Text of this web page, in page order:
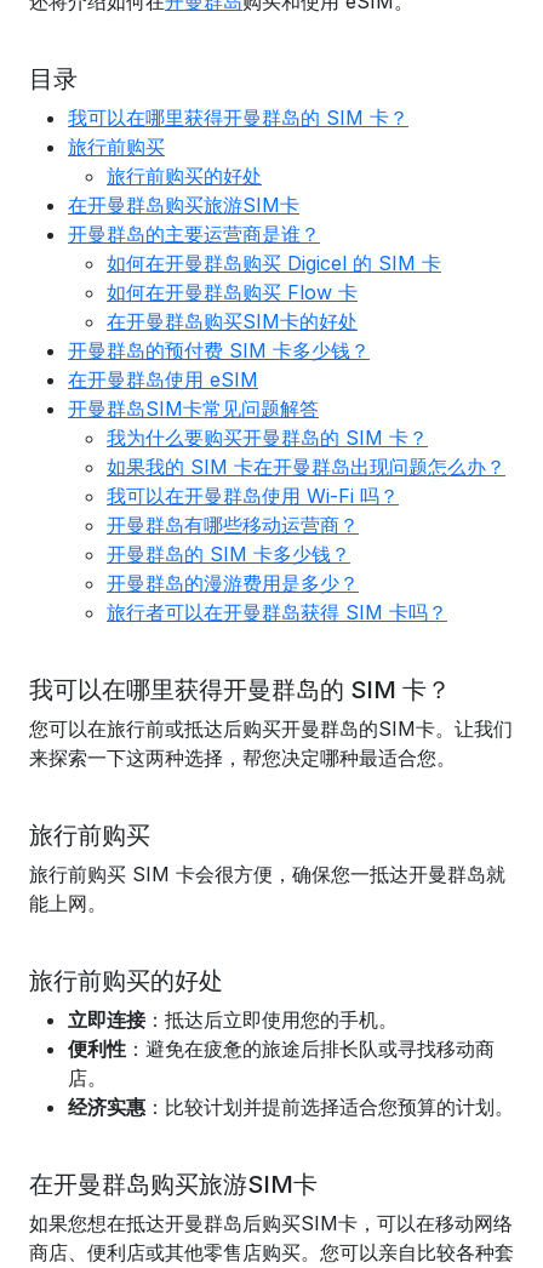
目录
我可以在哪里获得开曼群岛的 SIM 卡？
旅行前购买
旅行前购买的好处
在开曼群岛购买旅游SIM卡
开曼群岛的主要运营商是谁？
如何在开曼群岛购买 Digicel 的 SIM 卡
如何在开曼群岛购买 Flow 卡
在开曼群岛购买SIM卡的好处
开曼群岛的预付费 SIM 卡多少钱？
在开曼群岛使用 eSIM
开曼群岛SIM卡常见问题解答
我为什么要购买开曼群岛的 SIM 卡？
如果我的 SIM 卡在开曼群岛出现问题怎么办？
我可以在开曼群岛使用 Wi-Fi 吗？
开曼群岛有哪些移动运营商？
开曼群岛的 SIM 卡多少钱？
开曼群岛的漫游费用是多少？
旅行者可以在开曼群岛获得 SIM 卡吗？
我可以在哪里获得开曼群岛的 SIM 卡？
您可以在旅行前或抵达后购买开曼群岛的SIM卡。让我们
来探索一下这两种选择，帮您决定哪种最适合您。
旅行前购买
旅行前购买 SIM 卡会很方便，确保您一抵达开曼群岛就
能上网。
旅行前购买的好处
立即连接：抵达后立即使用您的手机。
便利性 ：避免在疲惫的旅途后排长队或寻找移动商
店。
经济实惠 ：比较计划并提前选择适合您预算的计划。
在开曼群岛购买旅游SIM卡
如果您想在抵达开曼群岛后购买SIM卡，可以在移动网络
商店、便利店或其他零售店购买。您可以亲自比较各种套